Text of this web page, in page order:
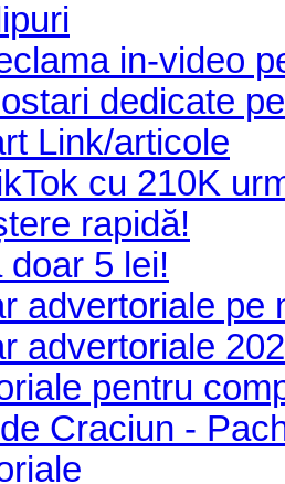
in-video
dedicate
Link/articole
cu 210K
rapidă!
doar 5 lei!
advertoriale pe
advertoriale
pentru
Craciun -